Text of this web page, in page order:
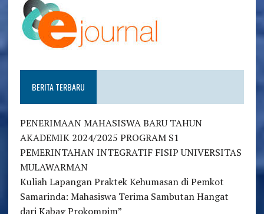
BERITA TERBARU
PENERIMAAN MAHASISWA BARU TAHUN
AKADEMIK 2024/2025 PROGRAM S1
PEMERINTAHAN INTEGRATIF FISIP UNIVERSITAS
MULAWARMAN
Kuliah Lapangan Praktek Kehumasan di Pemkot
Samarinda: Mahasiswa Terima Sambutan Hangat
dari Kabag Prokompim”